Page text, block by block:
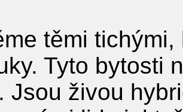
těmi
Tyto bytosti
Jsou živou